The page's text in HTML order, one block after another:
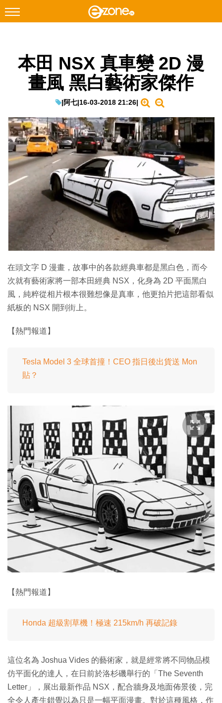
Facebook Instagram
科技焦點
遊戲動漫
教學評測
EduTech
IT Times
生成式AI與雲端應用
Enterprise Digital Transformation
特集
本田 NSX 真車變 2D 漫
畫風 黑白藝術家傑作
|阿七|16-03-2018 21:26|
在頭文字 D 漫畫，故事中的各款經典車都是黑白色，而今
次就有藝術家將一部本田經典 NSX，化身為 2D 平面黑白
風，純粹從相片根本很難想像是真車，他更拍片把這部看似
紙板的 NSX 開到街上。
【熱門報道】
Tesla Model 3 全球首撞！CEO 指日後出貨送 Mon
貼？
【熱門報道】
Honda 超級割草機！極速 215km/h 再破記錄
這位名為 Joshua Vides 的藝術家，就是經常將不同物品模
仿平面化的達人，在日前於洛杉磯舉行的「The Seventh
Letter」，展出最新作品 NSX，配合牆身及地面佈景後，完
全令人產生錯覺以為只是一幅平面漫畫。對於這種風格，作